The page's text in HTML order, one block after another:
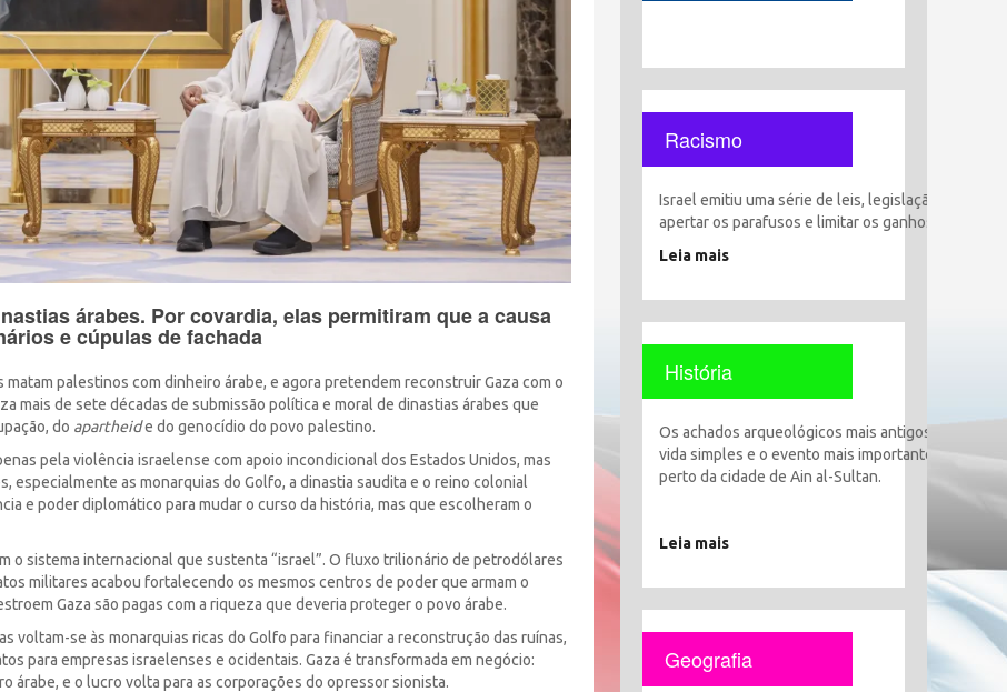
árabes. Por covardia, elas permitiram que a causa
e cúpulas de fachada
palestinos com dinheiro árabe, e agora pretendem reconstruir Gaza com o
mais de sete décadas de submissão política e moral de dinastias árabes que
do apartheide do genocídio do povo palestino.
pela violência israelense com apoio incondicional dos Estados Unidos, mas
especialmente as monarquias do Golfo, a dinastia saudita e o reino colonial
e poder diplomático para mudar o curso da história, mas que escolheram o
o sistema internacional que sustenta “israel”. O fluxo trilionário de petrodólares
militares acabou fortalecendo os mesmos centros de poder que armam o
Gaza são pagas com a riqueza que deveria proteger o povo árabe.
voltam-se às monarquias ricas do Golfo para financiar a reconstrução das ruínas,
para empresas israelenses e ocidentais. Gaza é transformada em negócio:
árabe, e o lucro volta para as corporações do opressor sionista.
Racismo
Israel emitiu uma série de leis, legislação e
apertar os parafusos e limitar os ganhos,
Leia mais
História
Os achados arqueológicos mais antigos
vida simples e o evento mais importante foi o
perto da cidade de Ain al-Sultan.
Leia mais
Geografia